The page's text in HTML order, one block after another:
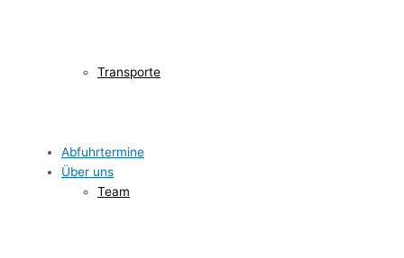
Transporte
Abfuhrtermine
Über uns
Team